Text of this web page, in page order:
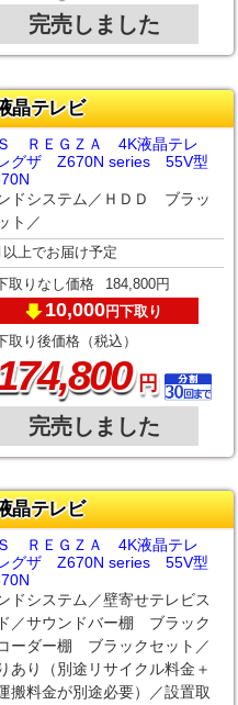
完売しました
晶テレビ
ＲＥＧＺＡ 4K液晶テレ
グザ Z670N series 55V型
ドシステム／ＨＤＤ ブラッ
ト／
以上でお届け予定
下取りなし価格 184,800円
10,000円下取り
下取り後価格（税込）
,800円
完売しました
晶テレビ
ＲＥＧＺＡ 4K液晶テレ
グザ Z670N series 55V型
ドシステム／壁寄せテレビス
／サウンドバー棚 ブラック
ーダー棚 ブラックセット／
あり（別途リサイクル料金＋
搬料金が別途必要）／設置取